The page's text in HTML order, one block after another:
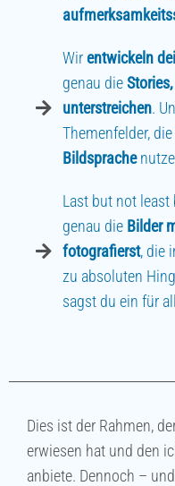
Wirentwickeln
genau die
unterstreichen.
Themenfelder,
Bildsprache
Last but not least
genau die Bilder
fotografierst, die
zu absoluten
sagst du ein für
Dies ist der Rahmen,
erwiesen hat und den
anbiete. Dennoch –